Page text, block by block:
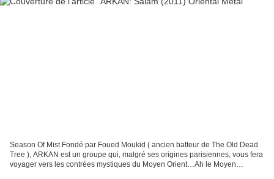
Season Of Mist Fondé par Foued Moukid ( ancien batteur de The Old Dead
Tree ), ARKAN est un groupe qui, malgré ses origines parisiennes, vous fera
voyager vers les contrées mystiques du Moyen Orient…Ah le Moyen